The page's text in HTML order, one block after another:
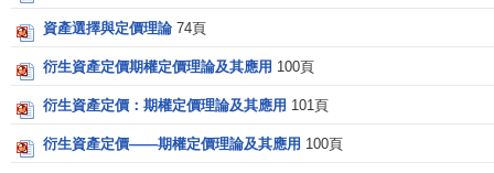
價法取決於所討論的資產與研究的目的。
均衡定價法企圖找出隱藏在價格背後的風險來源，也就
巨集觀變數，例如消費者的消費偏好 、投資者的
政府的經濟政策等。
資產選擇與定價理論 74頁
衍生資產定價期權定價理論及其應用 100頁
衍生資產定價：期權定價理論及其應用 101頁
衍生資產定價——期權定價理論及其應用 100頁